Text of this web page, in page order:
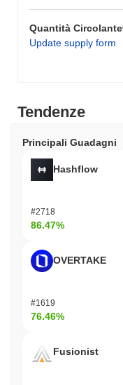
Quantità Circolante
Update supply form
Tendenze
Principali Guadagni
Hashflow
#2718
86.47%
OVERTAKE
#1619
76.46%
Fusionist